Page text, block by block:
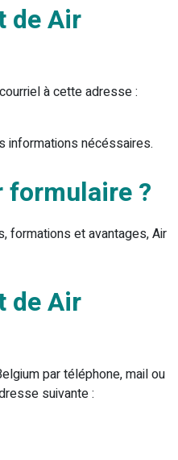
de Air
à cette adresse :
informations nécéssaires.
formulaire ?
formations et avantages, Air
de Air
par téléphone, mail ou
suivante :